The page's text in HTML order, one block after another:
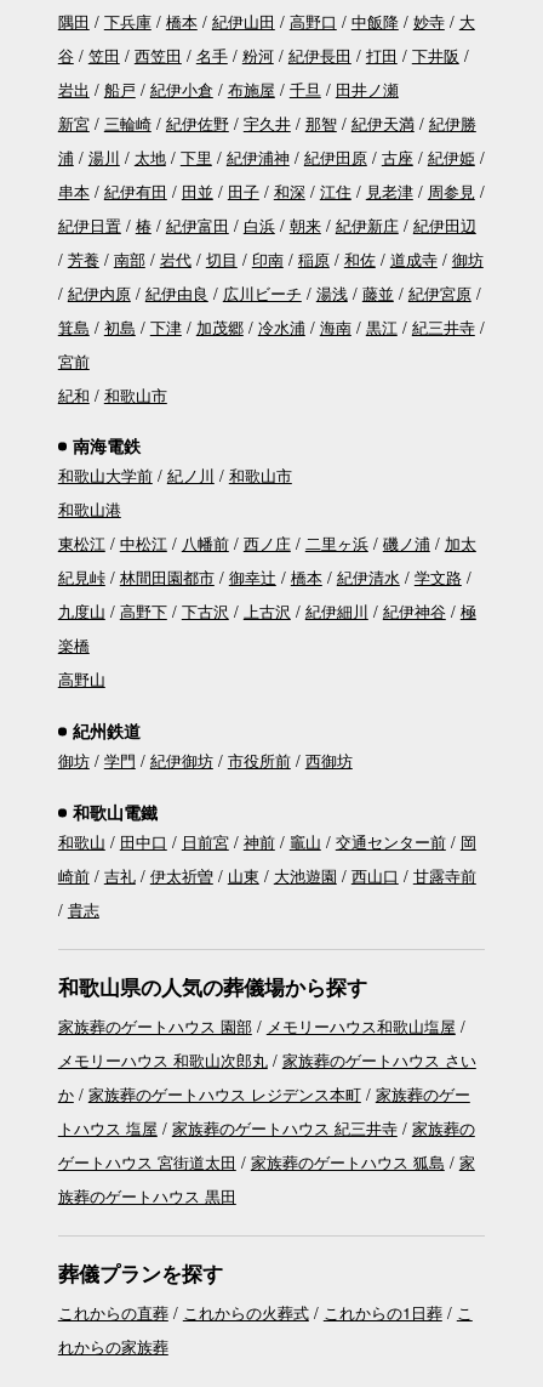
隅田
下兵庫 橋本 紀伊山田 高野口 中飯降 妙寺
大
谷
笠田 西笠田 名手 粉河 紀伊長田 打田
下井阪
岩出
船戸 紀伊小倉 布施屋 千旦
田井ノ瀬
新宮
三輪崎 紀伊佐野 宇久井 那智 紀伊天満
紀伊勝
浦
湯川 太地 下里 紀伊浦神 紀伊田原 古座
紀伊姫
串本
紀伊有田 田並 田子 和深 江住 見老津
周参見
紀伊日置
椿 紀伊富田 白浜 朝来 紀伊新庄
紀伊田辺
芳養
南部 岩代 切目 印南 稲原 和佐 道成寺
御坊
紀伊内原
紀伊由良 広川ビーチ 湯浅 藤並
紀伊宮原
箕島
初島 下津 加茂郷 冷水浦 海南 黒江
紀三井寺
宮前
紀和
和歌山市
南海電鉄
和歌山大学前 紀ノ川
和歌山市
和歌山港
東松江
中松江 八幡前 西ノ庄 二里ヶ浜 磯ノ浦
加太
紀見峠
林間田園都市 御幸辻 橋本 紀伊清水
学文路
九度山
高野下 下古沢 上古沢 紀伊細川 紀伊神谷
極
楽橋
高野山
紀州鉄道
御坊 学門 紀伊御坊 市役所前 西御坊
和歌山電鐵
和歌山 田中口 日前宮 神前 竈山 交通センター前
岡
崎前
吉礼 伊太祈曽 山東 大池遊園 西山口
甘露寺前
貴志
和歌山県の人気の葬儀場から探す
家族葬のゲートハウス 園部
メモリーハウス和歌山塩屋
メモリーハウス 和歌山次郎丸
家族葬のゲートハウス さい
か
家族葬のゲートハウス レジデンス本町
家族葬のゲー
トハウス 塩屋
家族葬のゲートハウス 紀三井寺
家族葬の
ゲートハウス 宮街道太田
家族葬のゲートハウス 狐島
家
族葬のゲートハウス 黒田
葬儀プランを探す
これからの直葬 これからの火葬式 これからの1日葬
こ
れからの家族葬